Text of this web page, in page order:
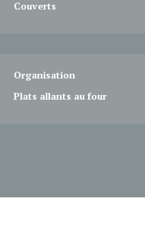
Couverts
Organisation
Plats allants au four